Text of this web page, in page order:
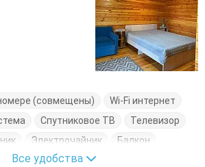
(совмещены)
Wi-Fi интернет
Спутниковое ТВ
Телевизор
Электрочайник
Балкон
кровать
Журнальный столик
Все удобства